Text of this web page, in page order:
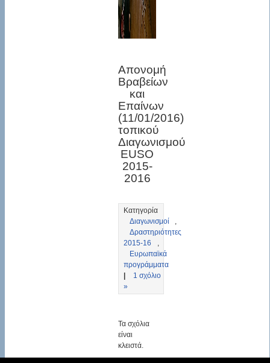
Απονομή
Βραβείων
και
Επαίνων
(11/01/2016)
τοπικού
Διαγωνισμού
EUSO
2015-
2016
Κατηγορία
Διαγωνισμοί
,
Δραστηριότητες
2015-16
,
Ευρωπαϊκά
προγράμματα
1 σχόλιο
»
Τα σχόλια
είναι
κλειστά.